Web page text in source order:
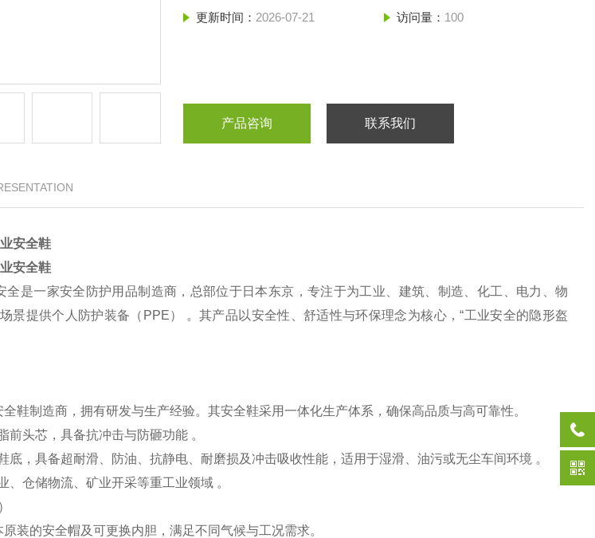
更新时间： 2026-07-21 访问量： 100
产品咨询 联系我们
安全鞋
安全鞋
全‌是一家安全防护用品制造商，总部位于日本东京，专注于为工业、建筑、制造、化工、电力、物
景提供个人防护装备（PPE） 。其产品以‌安全性、舒适性与环保理念‌为核心，“工业安全的隐形盔
鞋制造商，拥有研发与生产经验。其安全鞋采用一体化生产体系，确保高品质与高可靠性。
前头芯，具备抗冲击与防砸功能 。
底，具备超耐滑、防油、抗静电、耐磨损及冲击吸收性能，适用于湿滑、油污或无尘车间环境 。
、仓储物流、矿业开采等重工业领域 。
装的安全帽及可更换内胆，满足不同气候与工况需求。